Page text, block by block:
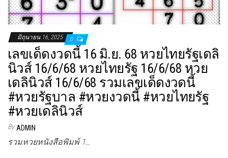
มิถุนายน 16, 2025 0
เลขเด็ดงวดนี้ 16 มิ.ย. 68 หวยไทยรัฐเดลิ
นิวส์ 16/6/68 หวยไทยรัฐ 16/6/68 หวย
เดลินิวส์ 16/6/68 รวมเลขเด็ดงวดนี้
#หวยรัฐบาล #หวยงวดนี้ #หวยไทยรัฐ
#หวยเดลินิวส์
By ADMIN
รวมหวยหนังสือพิมพ์ 1…